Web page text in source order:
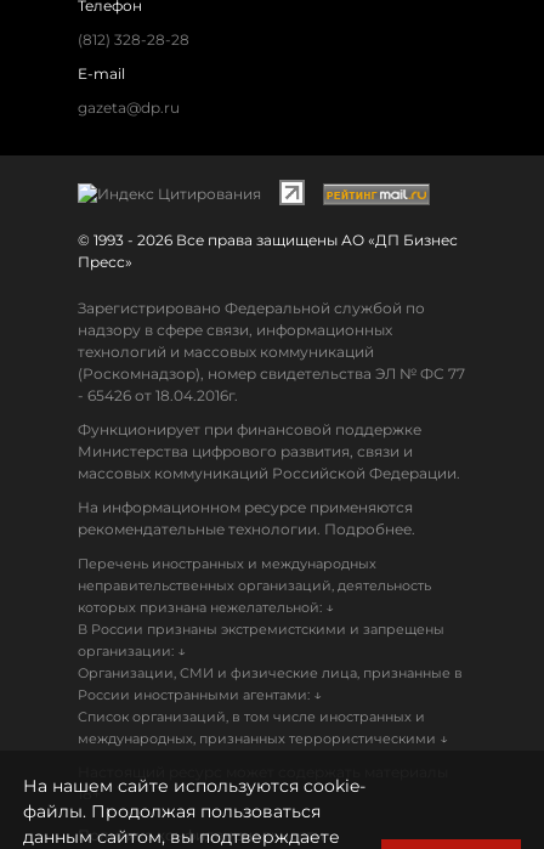
Телефон
(812) 328-28-28
E-mail
gazeta@dp.ru
© 1993 - 2026 Все права защищены АО «ДП Бизнес
Пресс»
Зарегистрировано Федеральной службой по
надзору в сфере связи, информационных
технологий и массовых коммуникаций
(Роскомнадзор), номер свидетельства ЭЛ № ФС 77
- 65426 от 18.04.2016г.
Функционирует при финансовой поддержке
Министерства цифрового развития, связи и
массовых коммуникаций Российской Федерации.
На информационном ресурсе применяются
рекомендательные технологии. Подробнее.
Перечень иностранных и международных
неправительственных организаций, деятельность
которых признана нежелательной: ↓
В России признаны экстремистскими и запрещены
организации: ↓
Организации, СМИ и физические лица, признанные в
России иностранными агентами: ↓
Список организаций, в том числе иностранных и
международных, признанных террористическими ↓
18+
Политика конфиденциальности
На нашем сайте используются cookie-
файлы. Продолжая пользоваться
данным сайтом, вы подтверждаете